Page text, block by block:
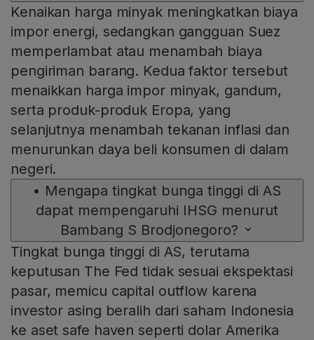
Kenaikan harga minyak meningkatkan biaya
impor energi, sedangkan gangguan Suez
memperlambat atau menambah biaya
pengiriman barang. Kedua faktor tersebut
menaikkan harga impor minyak, gandum,
serta produk-produk Eropa, yang
selanjutnya menambah tekanan inflasi dan
menurunkan daya beli konsumen di dalam
negeri.
• Mengapa tingkat bunga tinggi di AS
dapat mempengaruhi IHSG menurut
Bambang S Brodjonegoro?
Tingkat bunga tinggi di AS, terutama
keputusan The Fed tidak sesuai ekspektasi
pasar, memicu capital outflow karena
investor asing beralih dari saham Indonesia
ke aset safe haven seperti dolar Amerika